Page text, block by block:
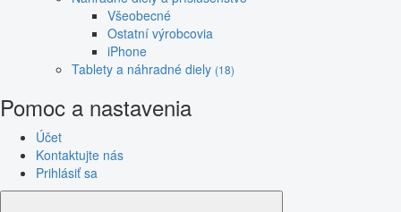
Všeobecné
Ostatní výrobcovia
iPhone
Tablety a náhradné diely (18)
Pomoc a nastavenia
Účet
Kontaktujte nás
Prihlásiť sa